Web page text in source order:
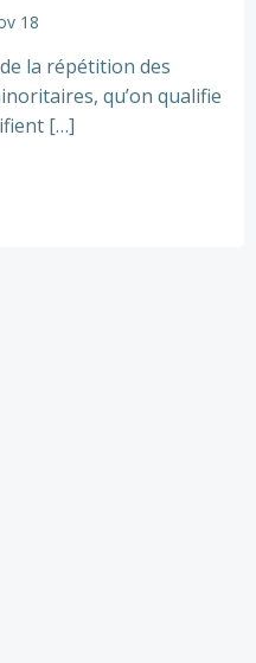
18
la répétition des
qu’on qualifie
[…]